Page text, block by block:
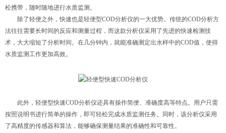
松携带，随时随地进行水质监测。
除了轻便之外，快速也是轻便型COD分析仪的一大优势。传统的COD分析方
法往往需要长时间的反应和测量过程，而这款分析仪采用了先进的快速检测技
术，大大缩短了分析时间。在几分钟内，就能准确测定出水样中的COD值，使得
水质监测工作更加高效。
此外，轻便型快速COD分析仪还具有操作简便、准确度高等特点。用户只需
按照说明书进行简单的操作，即可轻松完成水质监测任务。同时，该分析仪采用
了高精度的传感器和算法，能够确保测量结果的准确性和可靠性。